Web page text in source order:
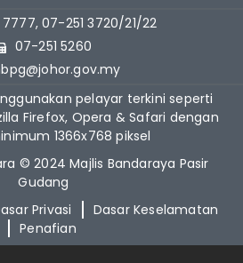
07-251 3720/21/22
07-251 5260
pelayar terkini seperti
Firefox, Opera & Safari dengan
1366x768 piksel
© 2024 Majlis Bandaraya Pasir
Gudang
Privasi
Dasar Keselamatan
Penafian